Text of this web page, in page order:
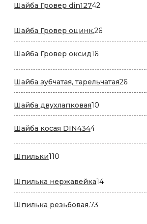
Шайба Гровер din12742
Шайба Гровер оцинк.2626
товаров
Шайба Гровер оксид1616
Шайба зубчатая, тарельчатая2626
Шайба двухлапковая10
товаров
Шайба косая DIN43444
Шпильки110
Шпилька нержавейка1414
товаров
Шпилька резьбовая.73